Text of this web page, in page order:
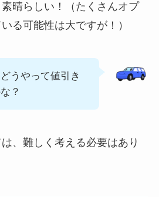
晴らしい！（たくさんオプ
る可能性は大ですが！）
うやって値引き
？
、難しく考える必要はあり